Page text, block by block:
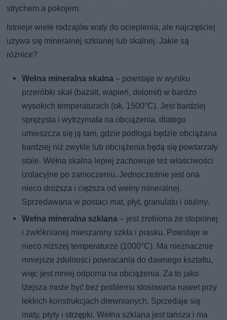
strychem a pokojem.
Istnieje wiele rodzajów waty do ocieplenia, ale najczęściej
używa się mineralnej szklanej lub skalnej. Jakie są
różnice?
Wełna mineralna skalna – powstaje w wyniku
przeróbki skał (bazalt, wapień, dolomit) w bardzo
wysokich temperaturach (ok. 1500°C). Jest bardziej
sprężysta i wytrzymała na obciążenia, dlatego
umieszcza się ją tam, gdzie podłoga będzie obciążana
bardziej niż zwykle lub obciążenia będą się powtarzały
stale. Wełna skalna lepiej zachowuje też właściwości
izolacyjne po zamoczeniu. Jednocześnie jest ona
nieco droższa i cięższa od wełny mineralnej.
Sprzedawana w postaci mat, płyt, granulatu i otuliny.
Wełna mineralna szklana – jest zrobiona ze stopionej
i zwłóknianej mieszaniny szkła i piasku. Powstaje w
nieco niższej temperaturze (1000°C). Ma nieznacznie
mniejsze zdolności powracania do dawnego kształtu,
więc jest mniej odporna na obciążenia. Za to jako
lżejsza może być bez problemu stosowana nawet przy
lekkich konstrukcjach drewnianych. Sprzedaje się
maty, płyty i strzępki. Wełna szklana jest tańsza i ma